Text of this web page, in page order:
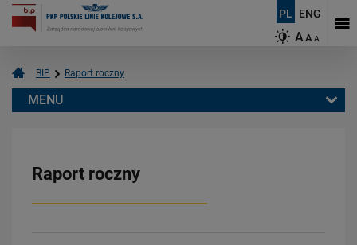
PL ENG
AAA
BIP Raport roczny
Raport roczny
MENU
Dane Spółki